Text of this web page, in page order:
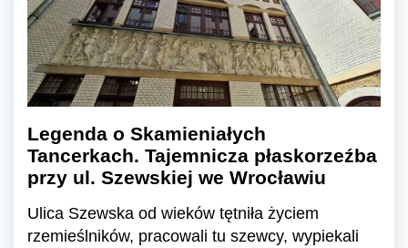
Legenda o Skamieniałych
Tancerkach. Tajemnicza płaskorzeźba
przy ul. Szewskiej we Wrocławiu
Ulica Szewska od wieków tętniła życiem
rzemieślników, pracowali tu szewcy, wypiekali